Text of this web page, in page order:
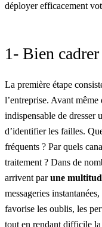
déployer efficacement
1- Bien
La première étape
l’entreprise. Avant
indispensable de dresser
d’identifier les failles.
fréquents ? Par quels
traitement ? Dans de
arrivent parune
messageries
favorise les oublis, les
tout en rendant difficile la